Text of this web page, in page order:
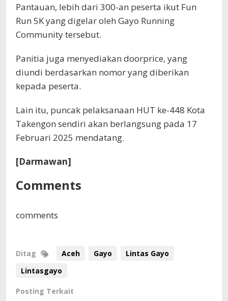
Pantauan, lebih dari 300-an peserta ikut Fun
Run 5K yang digelar oleh Gayo Running
Community tersebut.
Panitia juga menyediakan doorprice, yang
diundi berdasarkan nomor yang diberikan
kepada peserta.
Lain itu, puncak pelaksanaan HUT ke-448 Kota
Takengon sendiri akan berlangsung pada 17
Februari 2025 mendatang.
[Darmawan]
Comments
comments
Ditag Aceh Gayo
Lintas Gayo
Lintasgayo
Posting Terkait